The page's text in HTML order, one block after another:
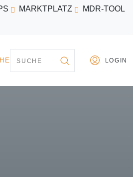
MARKTPLATZ MDR-TOOL